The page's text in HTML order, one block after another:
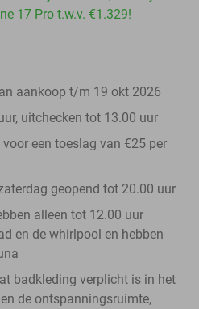
17 Pro t.w.v. €1.329!
aankoop t/m 19 okt 2026
uitchecken tot 13.00 uur
een toeslag van €25 per
geopend tot 20.00 uur
alleen tot 12.00 uur
en de whirlpool en hebben
badkleding verplicht is in het
de ontspanningsruimte,